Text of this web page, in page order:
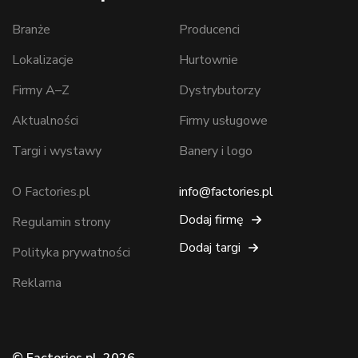
Branże
Lokalizacje
Firmy A–Z
Aktualności
Targi i wystawy
Producenci
Hurtownie
Dystrybutorzy
Firmy usługowe
Banery i logo
O Factories.pl
Regulamin strony
Polityka prywatności
Reklama
info@factories.pl
Dodaj firmę
Dodaj targi